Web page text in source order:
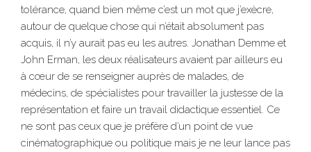
tolérance, quand bien même c’est un mot que j’exècre,
autour de quelque chose qui n’était absolument pas
acquis, il n’y aurait pas eu les autres. Jonathan Demme et
John Erman, les deux réalisateurs avaient par ailleurs eu
à cœur de se renseigner auprès de malades, de
médecins, de spécialistes pour travailler la justesse de la
représentation et faire un travail didactique essentiel. Ce
ne sont pas ceux que je préfère d’un point de vue
cinématographique ou politique mais je ne leur lance pas